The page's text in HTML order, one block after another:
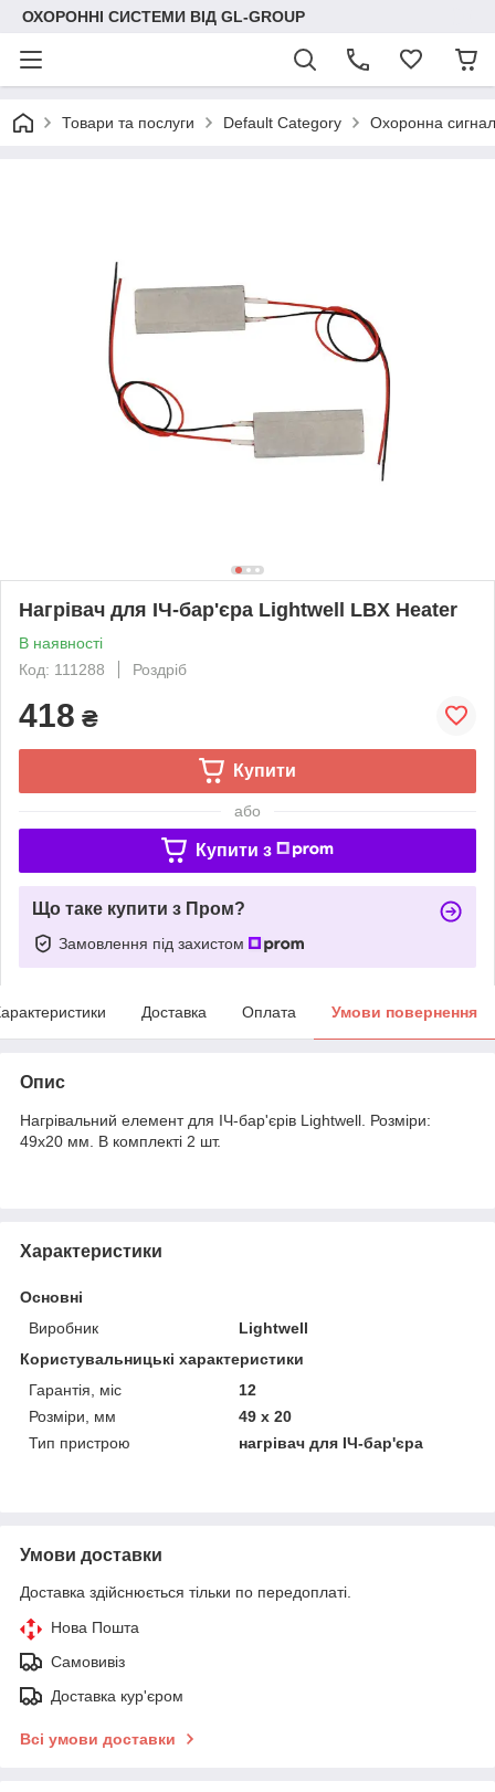
ОХОРОННІ СИСТЕМИ ВІД GL-GROUP
Товари та послуги Default Category Охоронна
Нагрівач для ІЧ-бар'єра Lightwell LBX Heater
В наявності
Код: 111288
Роздріб
418 ₴
Купити
або
Купити з
Що таке купити з Пром?
Замовлення під захистом
Доставка Оплата Умови повернення
Опис
Нагрівальний елемент для ІЧ-бар'єрів Lightwell. Розміри:
49х20 мм. В комплекті 2 шт.
Характеристики
Основні
Виробник
Lightwell
Користувальницькі характеристики
Гарантія, міс
12
Розміри, мм
49 х 20
Тип пристрою
нагрівач для ІЧ-бар'єра
Умови доставки
Доставка здійснюється тільки по передоплаті.
Нова Пошта
Самовивіз
Доставка кур'єром
Всі умови доставки